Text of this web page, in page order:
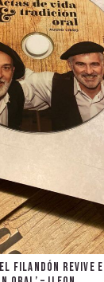
filandón revive